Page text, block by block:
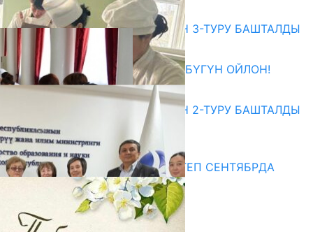
Абитуриент
ЖОЖДОРГО КАБЫЛ АЛУУНУН 3-ТУРУ БАШТАЛДЫ
27.07.2026
ӨЗҮҢДҮН КЕЛЕЧЕГИҢ ҮЧҮН БҮГҮН ОЙЛОН!
20.07.2026
ЖОЖДОРГО КАБЫЛ АЛУУНУН 2-ТУРУ БАШТАЛДЫ
20.07.2026
Медиа
СУЗАКТА 750 ОРУНДУУ МЕКТЕП СЕНТЯБРДА
ПАЙДАЛАНУУГА БЕРИЛЕТ
07.08.2025
Улуу Жеңиштин жандуу сөзү